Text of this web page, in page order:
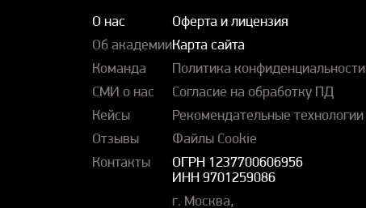
О нас
Об академии
Команда
СМИ о нас
Кейсы
Отзывы
Контакты
Оферта и лицензия
Карта сайта
Политика конфиденциальности
Согласие на обработку ПД
Рекомендательные технологии
Файлы Cookie
ОГРН 1237700606956
ИНН 9701259086
г. Москва,